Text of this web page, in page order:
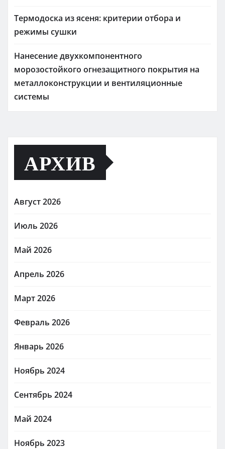
Термодоска из ясеня: критерии отбора и
режимы сушки
Нанесение двухкомпонентного
морозостойкого огнезащитного покрытия на
металлоконструкции и вентиляционные
системы
АРХИВ
Август 2026
Июль 2026
Май 2026
Апрель 2026
Март 2026
Февраль 2026
Январь 2026
Ноябрь 2024
Сентябрь 2024
Май 2024
Ноябрь 2023